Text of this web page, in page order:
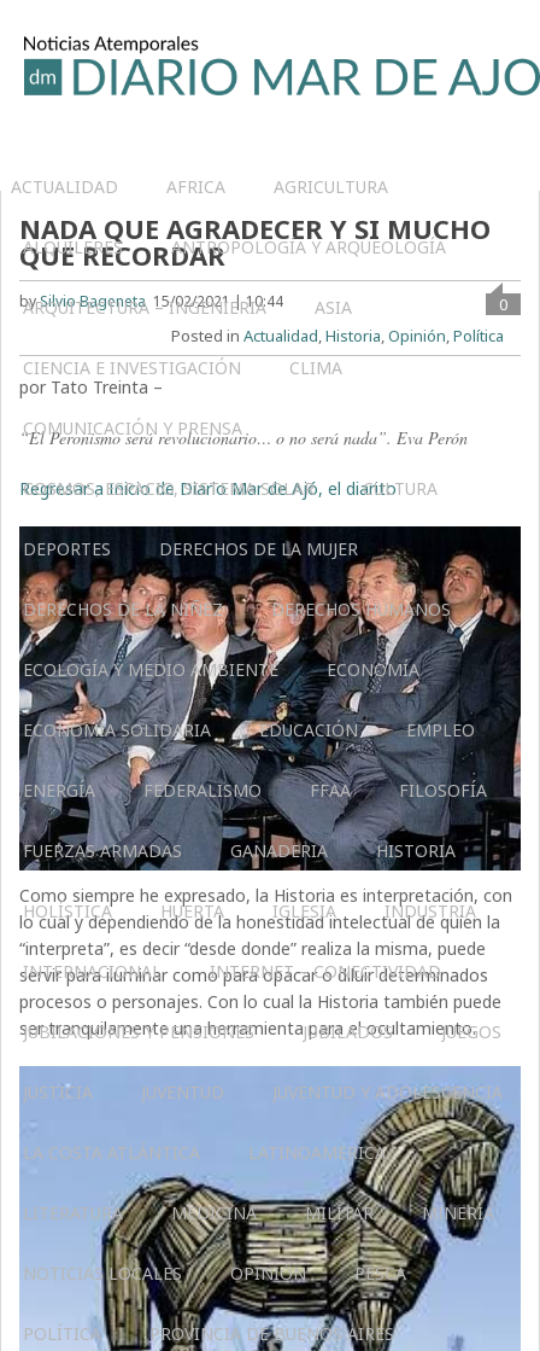
ACTUALIDAD AFRICA AGRICULTURA
ALQUILERES ANTROPOLOGÍA Y ARQUEOLOGÍA
ARQUITECTURA – INGENIERIA ASIA
CIENCIA E INVESTIGACIÓN CLIMA
COMUNICACIÓN Y PRENSA
COSMOS, ESPACIO, SISTEMA SOLAR CULTURA
DEPORTES DERECHOS DE LA MUJER
DERECHOS DE LA NIÑEZ DERECHOS HUMANOS
ECOLOGÍA Y MEDIO AMBIENTE ECONOMÍA
ECONOMÍA SOLIDARIA EDUCACIÓN EMPLEO
ENERGÍA FEDERALISMO FFAA FILOSOFÍA
FUERZAS ARMADAS GANADERIA HISTORIA
HOLÍSTICA HUERTA IGLESIA INDUSTRIA
INTERNACIONAL INTERNET – CONECTIVIDAD
JUBILACIONES Y PENSIONES JUBILADOS JUEGOS
JUSTICIA JUVENTUD JUVENTUD Y ADOLESCENCIA
LA COSTA ATLÁNTICA LATINOAMERICA
LITERATURA MEDICINA MILITAR MINERIA
NOTICIAS LOCALES OPINIÓN PESCA
POLÍTICA PROVINCIA DE BUENOS AIRES
NADA QUE AGRADECER Y SI MUCHO
QUE RECORDAR
bySilvio Bageneta 15/02/2021 | 10:44
0
Posted in Actualidad,Historia,Opinión,Política
por Tato Treinta –
“El Peronismo será revolucionario… o no será nada”. Eva Perón
Regresar a Inicio de Diario Mar de Ajó, el diarito
Como siempre he expresado, la Historia es interpretación, con
lo cual y dependiendo de la honestidad intelectual de quien la
“interpreta”, es decir “desde donde” realiza la misma, puede
servir para iluminar como para opacar o diluir determinados
procesos o personajes. Con lo cual la Historia también puede
ser tranquilamente una herramienta para el ocultamiento.